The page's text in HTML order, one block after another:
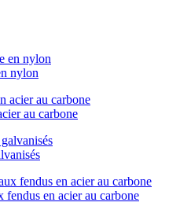
nylon
au carbone
fendus en acier au carbone